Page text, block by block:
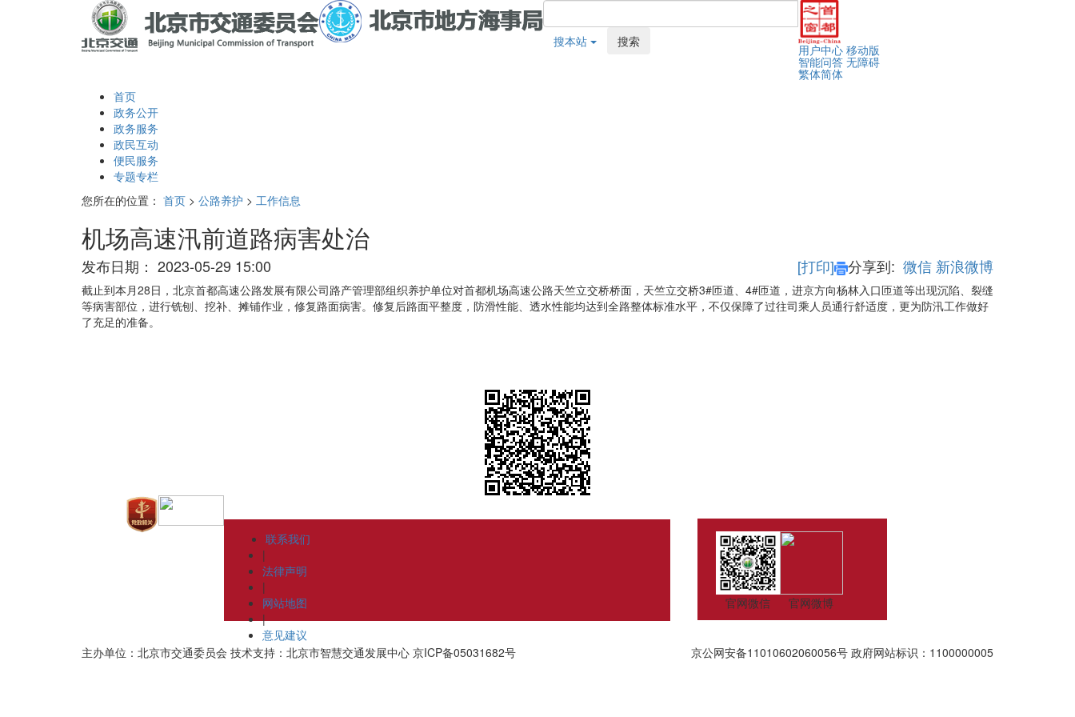
搜本站 搜索
用户中心 移动版
智能问答 无障碍
繁体简体
首页
政务公开
政务服务
政民互动
便民服务
专题专栏
您所在的位置： 首页 > 公路养护 > 工作信息
机场高速汛前道路病害处治
发布日期： 2023-05-29 15:00 [打印] 分享到: 微信 新浪微博
截止到本月28日，北京首都高速公路发展有限公司路产管理部组织养护单位对首都机场高速公路天竺立交桥桥面，天竺立交桥3#匝道、4#匝道，进京方向杨林入口匝道等出现沉陷、裂缝
等病害部位，进行铣刨、挖补、摊铺作业，修复路面病害。修复后路面平整度，防滑性能、透水性能均达到全路整体标准水平，不仅保障了过往司乘人员通行舒适度，更为防汛工作做好
了充足的准备。
联系我们
|
法律声明
|
网站地图
|
意见建议
官网微信 官网微博
主办单位：北京市交通委员会 技术支持：北京市智慧交通发展中心 京ICP备05031682号 京公网安备11010602060056号 政府网站标识：1100000005